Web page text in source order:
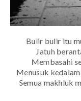
Bulir bulir itu
Jatuh
Membasahi
Menusuk
Semua makhluk